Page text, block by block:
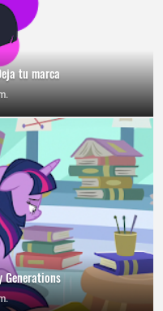
tu marca
Generations